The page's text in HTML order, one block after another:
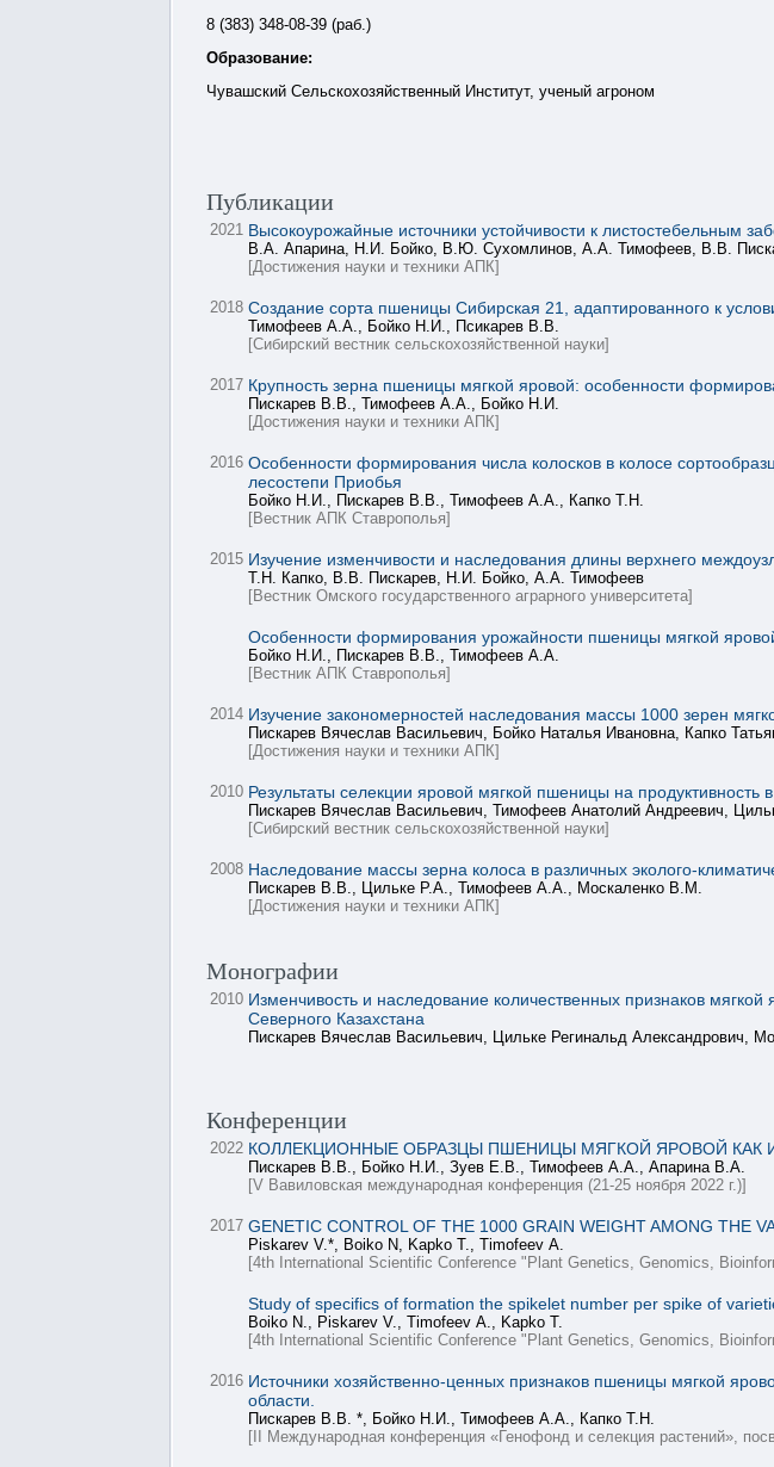
8 (383) 348-08-39 (раб.)
Образование:
Чувашский Сельскохозяйственный Институт, ученый агроном
Публикации
2021 Высокоурожайные источники устойчивости к листостебельным
В.А. Апарина, Н.И. Бойко, В.Ю. Сухомлинов, А.А. Тимофеев, В.В.
[Достижения науки и техники АПК]
2018 Создание сорта пшеницы Сибирская 21, адаптированного к
Тимофеев А.А., Бойко Н.И., Псикарев В.В.
[Сибирский вестник сельскохозяйственной науки]
2017 Крупность зерна пшеницы мягкой яровой: особенности
Пискарев В.В., Тимофеев А.А., Бойко Н.И.
[Достижения науки и техники АПК]
2016 Особенности формирования числа колосков в колосе
лесостепи Приобья
Бойко Н.И., Пискарев В.В., Тимофеев А.А., Капко Т.Н.
[Вестник АПК Ставрополья]
2015 Изучение изменчивости и наследования длины верхнего
Т.Н. Капко, В.В. Пискарев, Н.И. Бойко, А.А. Тимофеев
[Вестник Омского государственного аграрного университета]
Особенности формирования урожайности пшеницы мягкой
Бойко Н.И., Пискарев В.В., Тимофеев А.А.
[Вестник АПК Ставрополья]
2014 Изучение закономерностей наследования массы 1000 зерен
Пискарев Вячеслав Васильевич, Бойко Наталья Ивановна, Капко
[Достижения науки и техники АПК]
2010 Результаты селекции яровой мягкой пшеницы на продуктивность
Пискарев Вячеслав Васильевич, Тимофеев Анатолий Андреевич,
[Сибирский вестник сельскохозяйственной науки]
2008 Наследование массы зерна колоса в различных эколого-
Пискарев В.В., Цильке Р.А., Тимофеев А.А., Москаленко В.М.
[Достижения науки и техники АПК]
Монографии
2010 Изменчивость и наследование количественных признаков
Северного Казахстана
Пискарев Вячеслав Васильевич, Цильке Регинальд Александрович,
Конференции
2022 КОЛЛЕКЦИОННЫЕ ОБРАЗЦЫ ПШЕНИЦЫ МЯГКОЙ ЯРОВОЙ КАК
Пискарев В.В., Бойко Н.И., Зуев Е.В., Тимофеев А.А., Апарина В.А.
[V Вавиловская международная конференция (21-25 ноября 2022 г.)]
2017 GENETIC CONTROL OF THE 1000 GRAIN WEIGHT AMONG THE
Piskarev V.*, Boiko N, Kapko Т., Timofeev А.
[4th International Scientific Conference "Plant Genetics, Genomics,
Study of specifics of formation the spikelet number per spike of
Boiko N., Piskarev V., Timofeev А., Kapko Т.
[4th International Scientific Conference "Plant Genetics, Genomics,
2016 Источники хозяйственно-ценных признаков пшеницы мягкой
области.
Пискарев В.В. *, Бойко Н.И., Тимофеев А.А., Капко Т.Н.
[II Международная конференция «Генофонд и селекция растений»,